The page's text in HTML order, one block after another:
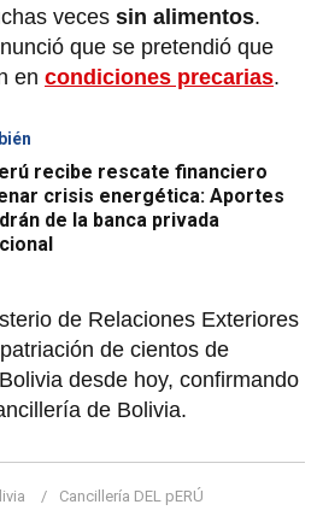
veces sin alimentos.
que se pretendió que
en condiciones precarias.
recibe rescate financiero
crisis energética: Aportes
de la banca privada
de Relaciones Exteriores
de cientos de
desde hoy, confirmando
de Bolivia.
Cancillería DEL pERÚ